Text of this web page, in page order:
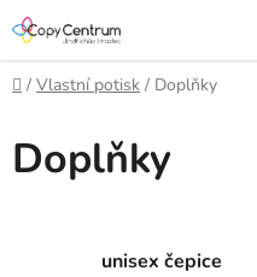
Přejít
na
obsah
Domů
/ Vlastní potisk / Doplňky
Doplňky
unisex čepice